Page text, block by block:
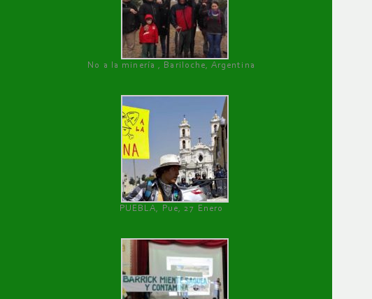
No a la minería , Bariloche, Argentina
PUEBLA, Pue, 27 Enero